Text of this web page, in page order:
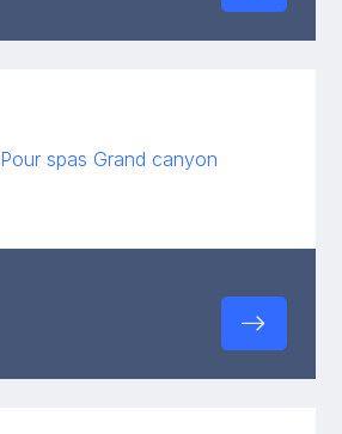
Pour spas Grand canyon